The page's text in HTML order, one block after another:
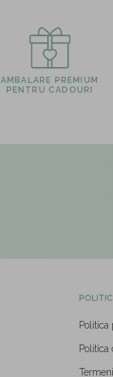
AMBALARE PREMIUM
PENTRU CADOURI